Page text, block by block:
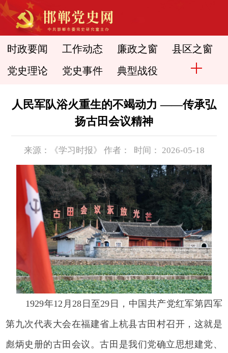
时政要闻 工作动态 廉政之窗 县区之窗
党史理论 党史事件 典型战役
人民军队浴火重生的不竭动力 ——传承弘
扬古田会议精神
来源：《学习时报》 作者： 时间： 2026-05-18
1929年12月28日至29日，中国共产党红军第四军
第九次代表大会在福建省上杭县古田村召开，这就是
彪炳史册的古田会议。古田是我们党确立思想建党、